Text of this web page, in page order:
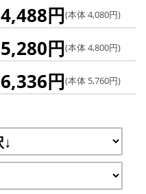
4,488円(本体 4,080円)
5,280円(本体 4,800円)
6,336円(本体 5,760円)